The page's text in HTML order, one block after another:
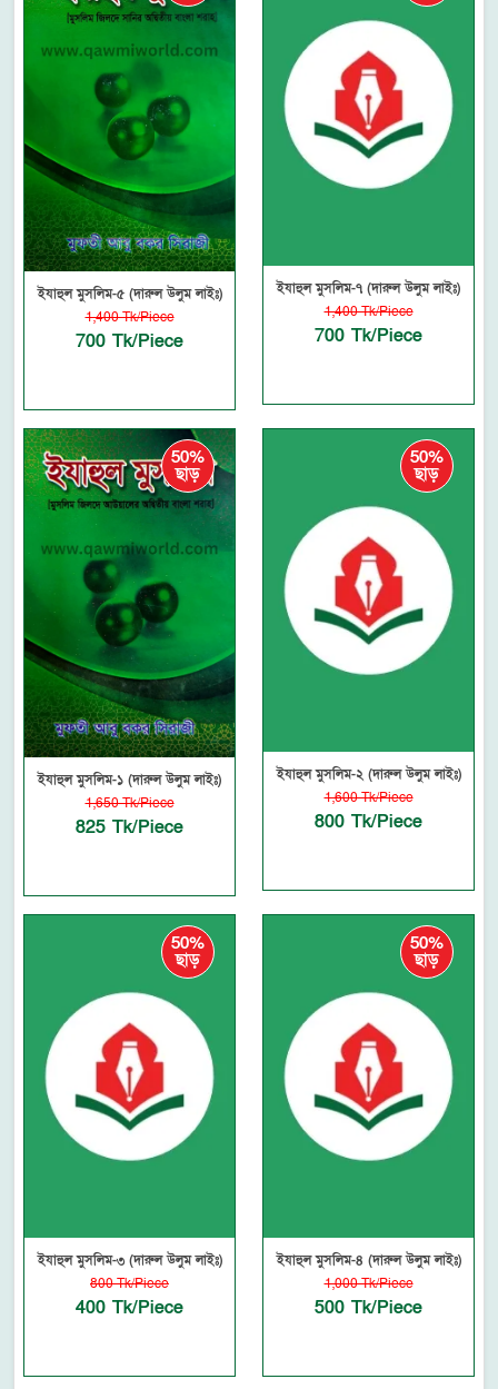
ইযাহুল মুসলিম-৫ (দারুল উলুম লাইঃ)
1,400 Tk/Piece
700 Tk/Piece
ইযাহুল মুসলিম-৭ (দারুল উলুম লাইঃ)
1,400 Tk/Piece
700 Tk/Piece
50%
ছাড়
ইযাহুল মুসলিম-১ (দারুল উলুম লাইঃ)
1,650 Tk/Piece
825 Tk/Piece
50%
ছাড়
ইযাহুল মুসলিম-২ (দারুল উলুম লাইঃ)
1,600 Tk/Piece
800 Tk/Piece
50%
ছাড়
ইযাহুল মুসলিম-৩ (দারুল উলুম লাইঃ)
800 Tk/Piece
400 Tk/Piece
50%
ছাড়
ইযাহুল মুসলিম-৪ (দারুল উলুম লাইঃ)
1,000 Tk/Piece
500 Tk/Piece